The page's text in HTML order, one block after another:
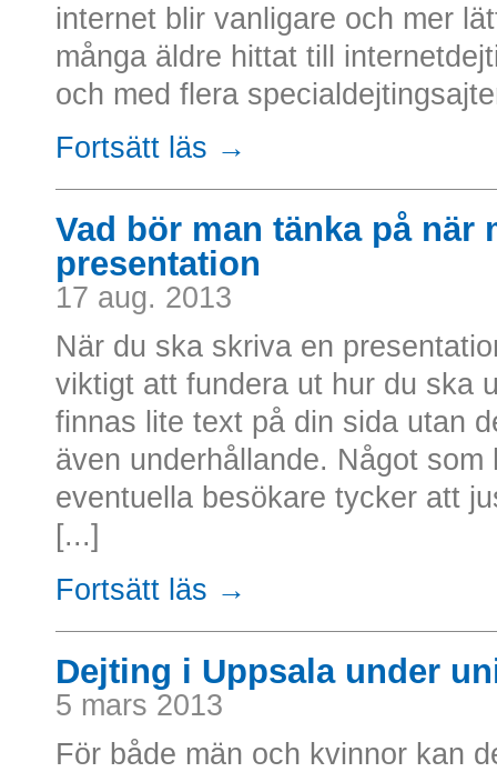
internet blir vanligare och mer
många äldre hittat till
och med flera
Fortsätt läs →
Vad bör man tänka på när
presentation
17 aug. 2013
När du ska skriva en
viktigt att fundera ut hur du ska
finnas lite text på din sida utan
även underhållande. Något
eventuella besökare tycker att
[...]
Fortsätt läs →
Dejting i Uppsala under
5 mars 2013
För både män och kvinnor kan